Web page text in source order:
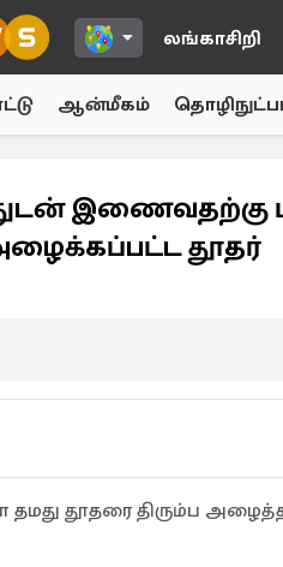
லங்காசிறி
ஆன்மீகம்
இணைவதற்கு
தூதர்
தமது தூதரை திரும்ப